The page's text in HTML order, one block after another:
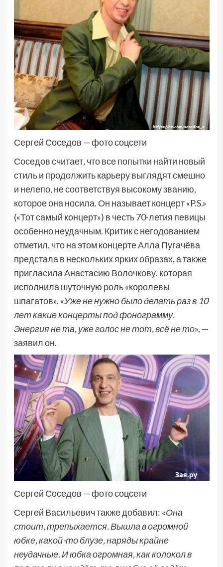
Сергей Соседов — фото соцсети
Соседов считает, что все попытки найти новый
стиль и продолжить карьеру выглядят смешно
и нелепо, не соответствуя высокому званию,
которое она носила. Он называет концерт «P.S.»
(«Тот самый концерт») в честь 70-летия певицы
особенно неудачным. Критик с негодованием
отметил, что на этом концерте Алла Пугачёва
предстала в нескольких ярких образах, а также
пригласила Анастасию Волочкову, которая
исполнила шуточную роль «королевы
шпагатов». «Уже не нужно было делать раз в 10
лет какие концерты под фонограмму.
Энергия не та, уже голос не тот, всё не то», —
заявил он.
Сергей Соседов — фото соцсети
Сергей Васильевич также добавил: «Она
стоит, трепыхается. Вышла в огромной
юбке, какой-то блузе, наряды крайне
неудачные. И юбка огромная, как колокол в